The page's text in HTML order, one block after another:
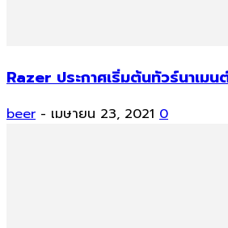
Razer ประกาศเริ่มต้นทัวร์นาเ
beer - เมษายน 23, 2021 0